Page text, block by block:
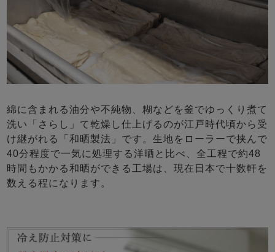
綿に含まれる油分や不純物、糊などを釜でゆっくり煮て
洗い「さらし」て乾燥し仕上げるのが江戸時代頃から受
け継がれる「和晒製法」です。生地をローラーで挟んで
40分程度で一気に処理する洋晒と比べ、全工程で約48
時間もかかる和晒ができる工場は、現在日本で十数軒を
数える程になります。